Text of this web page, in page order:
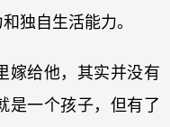
独自生活能力。
嫁给他，其实并没有
是一个孩子，但有了